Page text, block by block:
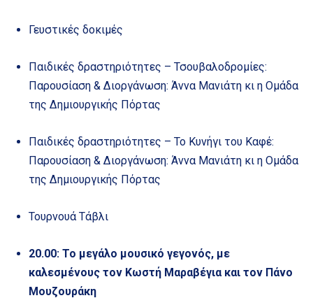
Γευστικές δοκιμές
Παιδικές δραστηριότητες – Τσουβαλοδρομίες:
Παρουσίαση & Διοργάνωση: Άννα Μανιάτη κι η Ομάδα
της Δημιουργικής Πόρτας
Παιδικές δραστηριότητες – Το Κυνήγι του Καφέ:
Παρουσίαση & Διοργάνωση: Άννα Μανιάτη κι η Ομάδα
της Δημιουργικής Πόρτας
Τουρνουά Τάβλι
20.00: Το μεγάλο μουσικό γεγονός, με
καλεσμένους τον Κωστή Μαραβέγια και τον Πάνο
Μουζουράκη